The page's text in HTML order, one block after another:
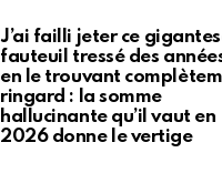
J’ai failli jeter ce
fauteuil tressé des
en le trouvant
ringard : la somme
hallucinante qu’il vaut en
2026 donne le vertige